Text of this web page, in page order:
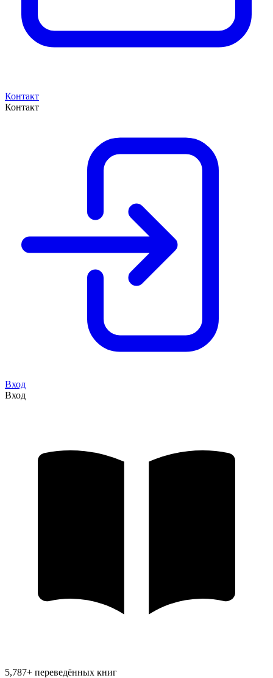
Контакт
Контакт
Вход
Вход
5,787+ переведённых книг